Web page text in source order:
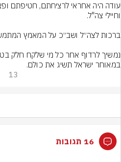
במאוחר ישראל תשיג את כולם.
13
16 תגובות